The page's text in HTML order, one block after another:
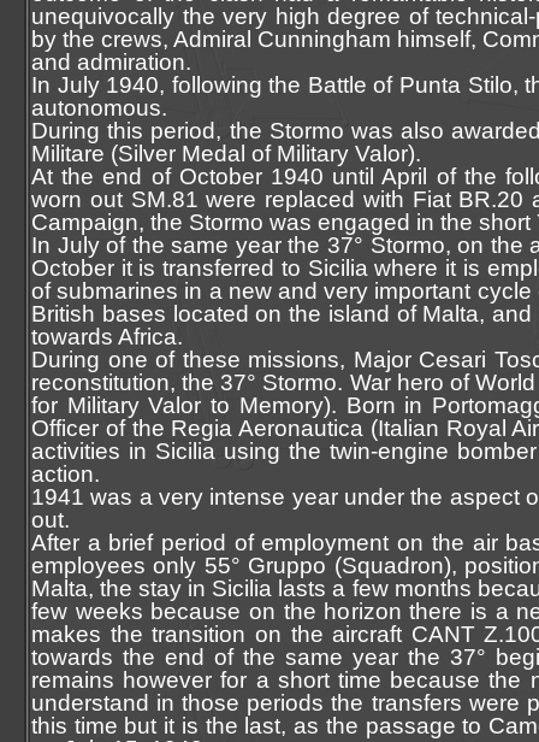
unequivocally the very high degree of
by the crews, Admiral Cunningham himself,
and admiration.
In July 1940, following the Battle of Punta Stilo,
autonomous.
During this period, the Stormo was also
Militare (Silver Medal of Military Valor).
At the end of October 1940 until April of the
worn out SM.81 were replaced with Fiat
Campaign, the Stormo was engaged in the
In July of the same year the 37° Stormo, on
October it is transferred to Sicilia where it is
of submarines in a new and very important
British bases located on the island of Malta,
towards Africa.
During one of these missions, Major Cesari
reconstitution, the 37° Stormo. War hero of
for Military Valor to Memory). Born in
Officer of the Regia Aeronautica (Italian Royal
activities in Sicilia using the twin-engine
action.
1941 was a very intense year under the aspect
out.
After a brief period of employment on the air
employees only 55° Gruppo (Squadron),
Malta, the stay in Sicilia lasts a few months
few weeks because on the horizon there is a
makes the transition on the aircraft CANT
towards the end of the same year the 37°
remains however for a short time because
understand in those periods the transfers were
this time but it is the last, as the passage to